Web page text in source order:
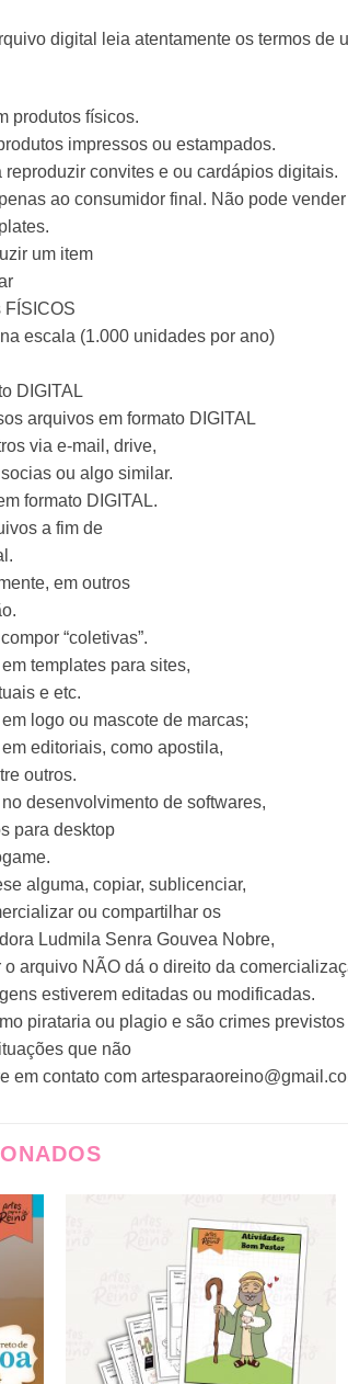
digital leia atentamente os termos de
produtos físicos.
impressos ou estampados.
convites e ou cardápios digitais.
ao consumidor final. Não pode vender
um item
FÍSICOS
escala (1.000 unidades por ano)
DIGITAL
arquivos em formato DIGITAL
via e-mail, drive,
ou algo similar.
formato DIGITAL.
a fim de
em outros
“coletivas”.
templates para sites,
e etc.
logo ou mascote de marcas;
editoriais, como apostila,
outros.
desenvolvimento de softwares,
para desktop
alguma, copiar, sublicenciar,
ou compartilhar os
Ludmila Senra Gouvea Nobre,
arquivo NÃO dá o direito da
estiverem editadas ou modificadas.
pirataria ou plagio e são crimes previstos
que não
em contato com
Adicionar
a lista de
desejos